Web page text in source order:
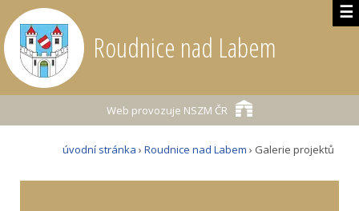
☰
Roudnice nad Labem
Web provozuje NSZM ČR
úvodní stránka › Roudnice nad Labem › Galerie projektů